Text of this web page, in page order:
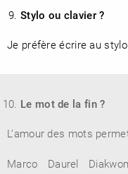
Marco Daurel
Stylo ou clavier ?
Je préfère écrire au stylo.
Le mot de la fin ?
L’amour des mots